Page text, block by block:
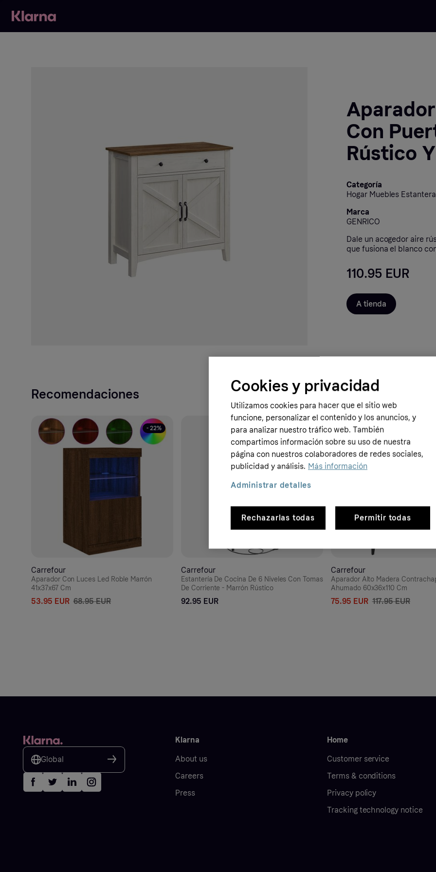
Con
Rústico
Categoría
Hogar Muebles
Marca
GENRICO
Dale un acogedor aire
que fusiona el blanco
110.95 EUR
A tienda
Recomendaciones
- 22%
Carrefour
Aparador Con Luces Led Roble Marrón
41x37x67 Cm
53.95 EUR 68.95 EUR
Carrefour
Estantería De Cocina De 6 Niveles Con Tomas
De Corriente - Marrón Rústico
92.95 EUR
Carrefour
Aparador Alto Madera
Ahumado 60x36x110 Cm
75.95 EUR 117.95 EUR
Global
Klarna
About us
Careers
Press
Home
Customer service
Terms & conditions
Privacy policy
Tracking technology notice
Cookies y privacidad
Utilizamos cookies para hacer que el sitio web
funcione, personalizar el contenido y los anuncios, y
para analizar nuestro tráfico web. También
compartimos información sobre su uso de nuestra
página con nuestros colaboradores de redes sociales,
publicidad y análisis. Más información
Rechazarlas todas Permitir todas
Administrar detalles